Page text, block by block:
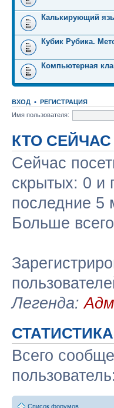
Калькирующий
Кубик Рубика.
Компьютерная
ВХОД • РЕГИСТРАЦИЯ
Имя пользователя:
КТО
Сейчас
скрытых: 0 и
последние 5
Больше
Легенда:
СТАТИСТИКА
Всего
пользователь:
Список форумов